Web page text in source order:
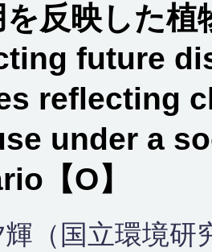
反映した植
future
reflecting
under a
【O】
（国立環境研